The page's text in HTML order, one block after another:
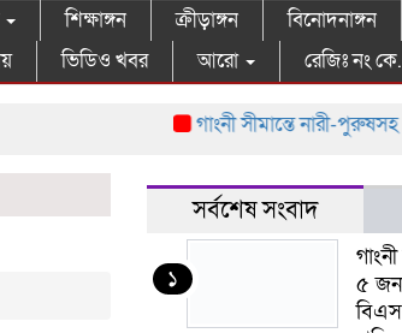
শিক্ষাঙ্গন ক্রীড়াঙ্গন বিনোদনাঙ্গন
ভিডিও খবর আরো রেজিঃ নং
গাংনী সীমান্তে নারী-পুরুষসহ
সর্বশেষ সংবাদ
১
৫